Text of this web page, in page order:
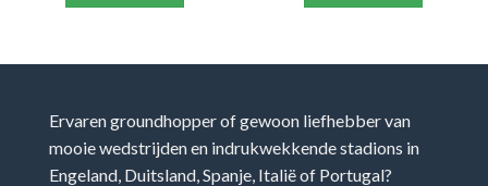
Ervaren groundhopper of gewoon liefhebber van
mooie wedstrijden en indrukwekkende stadions in
Engeland, Duitsland, Spanje, Italië of Portugal?